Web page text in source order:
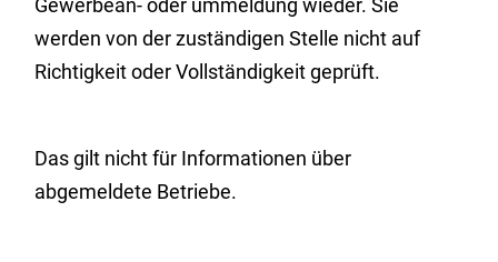
Gewerbean- oder ummeldung wieder. Sie
werden von der zuständigen Stelle nicht auf
Richtigkeit oder Vollständigkeit geprüft.
Das gilt nicht für Informationen über
abgemeldete Betriebe.